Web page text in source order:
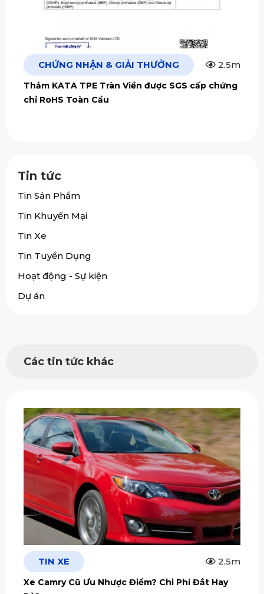
CHỨNG NHẬN & GIẢI THƯỞNG 2.5m
Thảm KATA TPE Tràn Viền được SGS cấp chứng
chỉ RoHS Toàn Cầu
Tin tức
Tin Sản Phẩm
Tin Khuyến Mại
Tin Xe
Tin Tuyển Dụng
Hoạt động - Sự kiện
Dự án
Các tin tức khác
TIN XE 2.5m
Xe Camry Cũ Ưu Nhược Điểm? Chi Phí Đắt Hay